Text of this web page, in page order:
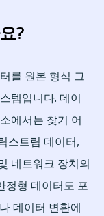
?
를 원본 형식 그
템입니다. 데이
에서는 찾기 어
스트림 데이터,
네트워크 장치의
정형 데이터도 포
데이터 변환에